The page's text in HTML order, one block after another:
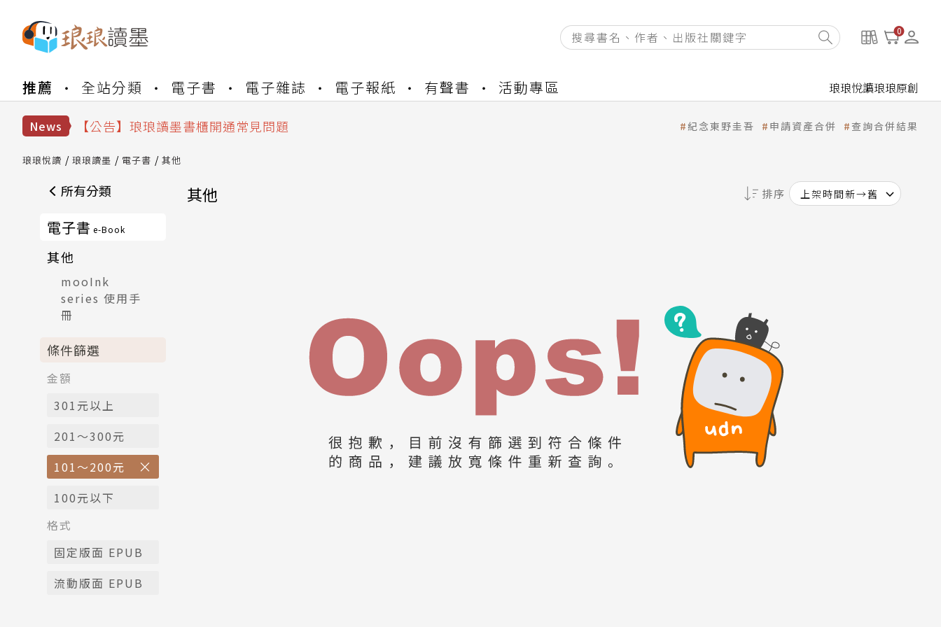
0
推薦 全站分類 電子書 電子雜誌 電子報紙 有聲書 活動專區 琅琅悅讀琅琅原創
News
【公告】琅琅書店服務升級重要說明及資產合併結果查詢
【公告】琅琅讀墨書櫃開通常見問題
【公告】琅琅書店服務升級重要說明及資產合併結果查詢
紀念東野圭吾 申請資產合併 查詢合併結果
琅琅悅讀 琅琅讀墨 電子書 其他
所有分類
電子書 e-Book
其他
mooInk
series 使用手
冊
條件篩選
金額
301元以上
201～300元
101～200元
100元以下
格式
固定版面 EPUB
流動版面 EPUB
其他 排序 上架時間新→舊